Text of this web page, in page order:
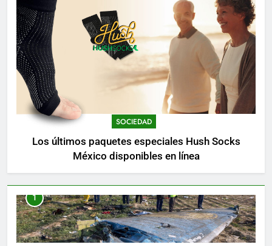
SOCIEDAD
Los últimos paquetes especiales Hush Socks
México disponibles en línea
1